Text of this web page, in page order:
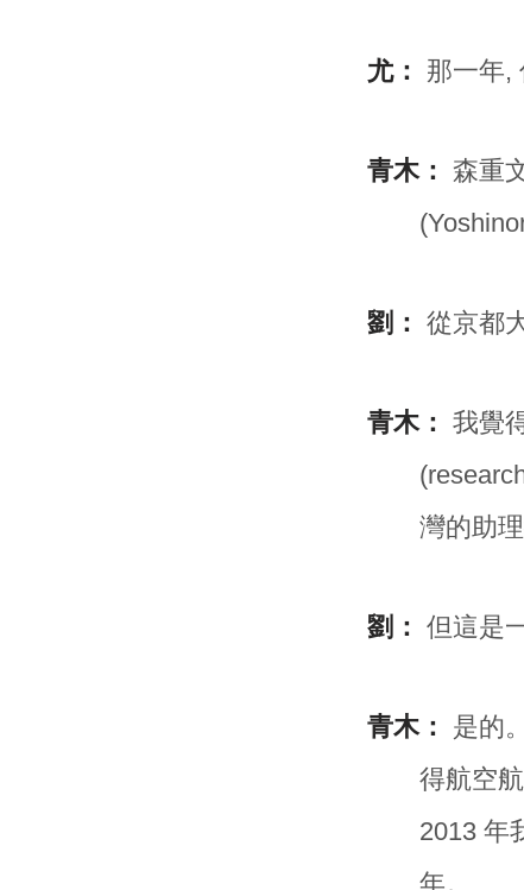
尤： 那一年,
青木： 森重
劉： 從京都
青木： 我覺
灣的助
劉： 但這是
青木： 是的
得航空
2013 年
年。